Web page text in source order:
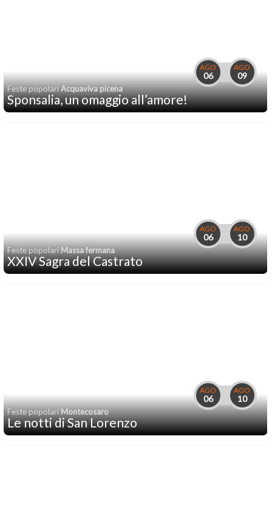
AGO
06
AGO
09
Feste popolariAcquaviva picena
Sponsalia, un omaggio all’amore!
AGO
06
AGO
10
Feste popolariMassa fermana
XXIV Sagra del Castrato
AGO
06
AGO
10
Feste popolariMontecosaro
Le notti di San Lorenzo